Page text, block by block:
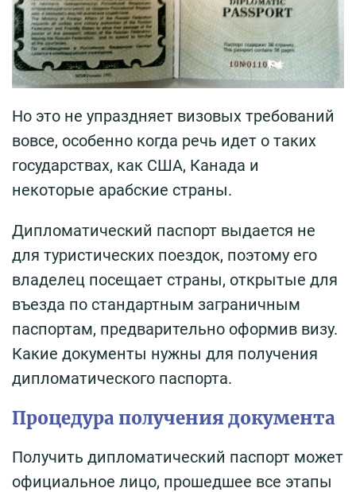
Но это не упраздняет визовых требований
вовсе, особенно когда речь идет о таких
государствах, как США, Канада и
некоторые арабские страны.
Дипломатический паспорт выдается не
для туристических поездок, поэтому его
владелец посещает страны, открытые для
въезда по стандартным заграничным
паспортам, предварительно оформив визу.
Какие документы нужны для получения
дипломатического паспорта.
Процедура получения документа
Получить дипломатический паспорт может
официальное лицо, прошедшее все этапы